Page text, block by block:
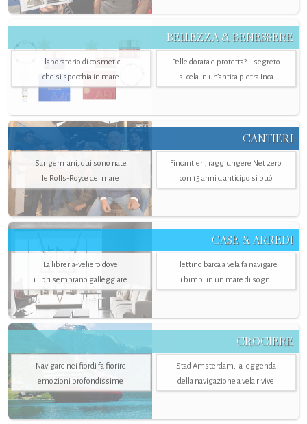
BELLEZZA & BENESSERE
Il laboratorio di cosmetici
che si specchia in mare
Pelle dorata e protetta? Il segreto
si cela in un’antica pietra Inca
CANTIERI
Sangermani, qui sono nate
le Rolls-Royce del mare
Fincantieri, raggiungere Net zero
con 15 anni d'anticipo si può
CASE & ARREDI
La libreria-veliero dove
i libri sembrano galleggiare
Il lettino barca a vela fa navigare
i bimbi in un mare di sogni
CROCIERE
Navigare nei fiordi fa fiorire
emozioni profondissime
Stad Amsterdam, la leggenda
della navigazione a vela rivive